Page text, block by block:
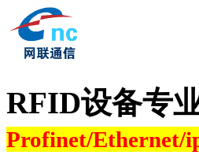
RFID设备专
Profinet/Ethernet/